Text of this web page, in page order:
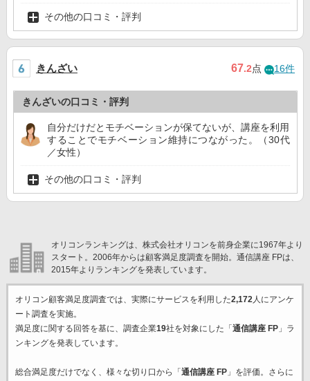
その他の口コミ・評判
きんざい 67.2点 16件
きんざいの口コミ・評判
自分だけだとモチベーションが保てないが、講座を利用
することでモチベーション維持につながった。（30代
／女性）
その他の口コミ・評判
オリコンランキングは、株式会社オリコンを前身企業に1967年より
スタート。2006年からは顧客満足度調査を開始。通信講座 FPは、
2015年よりランキングを発表しています。
オリコン顧客満足度調査では、実際にサービスを利用した2,172人にアンケ
ート調査を実施。
満足度に関する回答を基に、調査企業19社を対象にした「 通信講座 FP」ラ
ンキングを発表しています。
総合満足度だけでなく、様々な切り口から「 通信講座 FP」を評価。さらに